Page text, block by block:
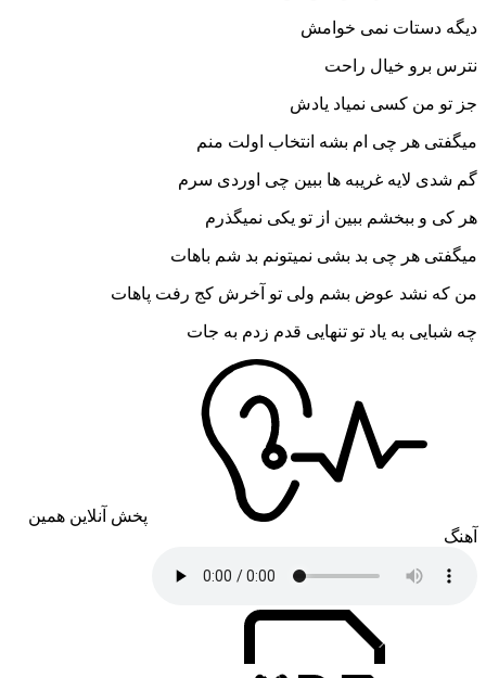
دستات نمی خوامش
برو خیال راحت
من کسی نمیاد یادش
هر چی ام بشه انتخاب اولت منم
لایه غریبه ها ببین چی اوردی سرم
و ببخشم ببین از تو یکی نمیگذرم
هر چی بد بشی نمیتونم بد شم باهات
نشد عوض بشم ولی تو آخرش کج رفت پاهات
به یاد تو تنهایی قدم زدم به جات
پخش آنلاین همین